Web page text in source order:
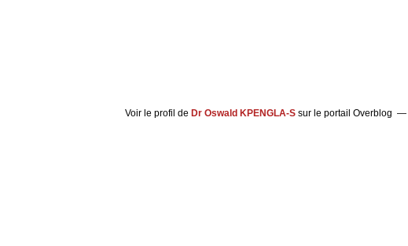
Voir le profil de Dr Oswald KPENGLA-S sur le portail Overblog